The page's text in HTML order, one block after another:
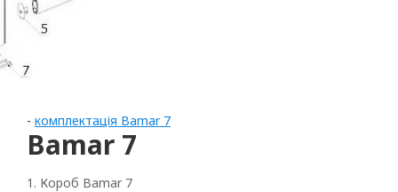
- комплектація Bamar 7
Bamar 7
1. Короб Bamar 7